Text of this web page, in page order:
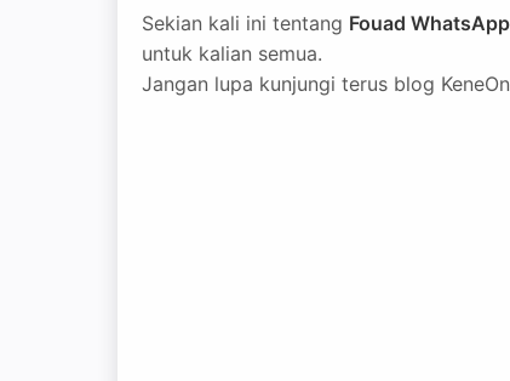
Sekian kali ini tentang Fouad
untuk kalian semua.
Jangan lupa kunjungi terus blog